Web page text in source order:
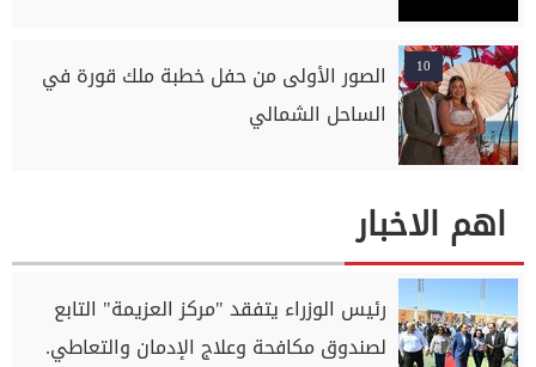
10
الصور الأولى من حفل خطبة ملك قورة في
الساحل الشمالي
اهم الاخبار
رئيس الوزراء يتفقد "مركز العزيمة" التابع
لصندوق مكافحة وعلاج الإدمان والتعاطي.